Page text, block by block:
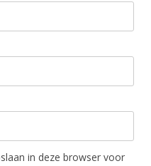
in deze browser voor